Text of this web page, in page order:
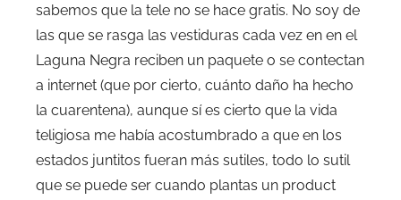
sabemos que la tele no se hace gratis. No soy de
las que se rasga las vestiduras cada vez en en el
Laguna Negra reciben un paquete o se contectan
a internet (que por cierto, cuánto daño ha hecho
la cuarentena), aunque sí es cierto que la vida
teligiosa me había acostumbrado a que en los
estados juntitos fueran más sutiles, todo lo sutil
que se puede ser cuando plantas un product